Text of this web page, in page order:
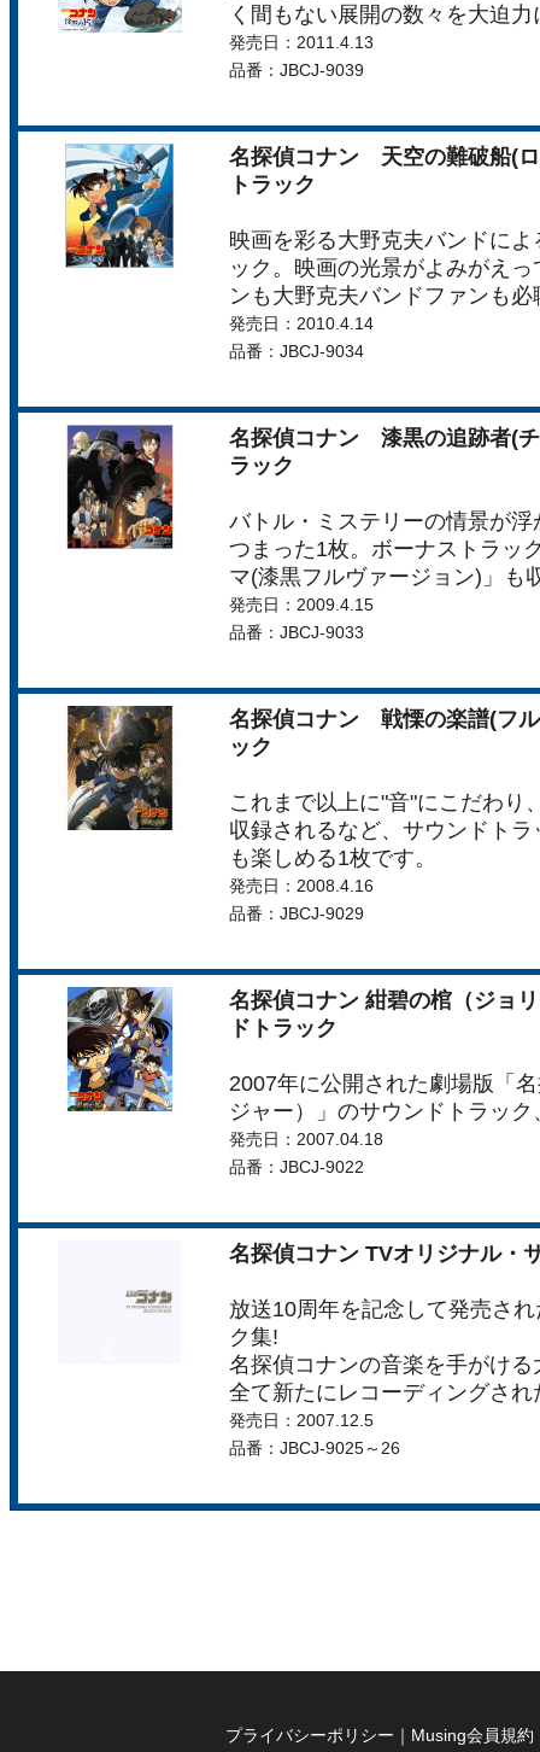
く間もない展開の数々を大迫
発売日：2011.4.13
品番：JBCJ-9039
名探偵コナン 天空の難破船(
トラック
映画を彩る大野克夫バンドに
ック。映画の光景がよみがえ
ンも大野克夫バンドファンも必
発売日：2010.4.14
品番：JBCJ-9034
名探偵コナン 漆黒の追跡者(
ラック
バトル・ミステリーの情景が
つまった1枚。ボーナストラッ
マ(漆黒フルヴァージョン)」も
発売日：2009.4.15
品番：JBCJ-9033
名探偵コナン 戦慄の楽譜(フ
ック
これまで以上に"音"にこだわり
収録されるなど、サウンドト
も楽しめる1枚です。
発売日：2008.4.16
品番：JBCJ-9029
名探偵コナン 紺碧の棺（ジョ
ドトラック
2007年に公開された劇場版「
ジャー）」のサウンドトラック
発売日：2007.04.18
品番：JBCJ-9022
名探偵コナン TVオリジナル・
放送10周年を記念して発売さ
ク集!
名探偵コナンの音楽を手がけ
全て新たにレコーディングさ
発売日：2007.12.5
品番：JBCJ-9025～26
プライバシーポリシー ｜ Musing会員規約